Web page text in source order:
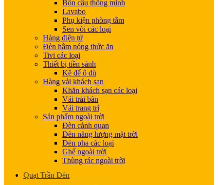
Bồn cầu thông minh
Lavabo
Phụ kiện phòng tắm
Sen vòi các loại
Hàng điện tử
Đèn hâm nóng thức ăn
Tivi các loại
Thiết bị tiền sảnh
Kệ để ô dù
Hàng vải khách sạn
Khăn khách sạn các loại
Vải trải bàn
Vải trang trí
Sản phẩm ngoài trời
Đèn cảnh quan
Đèn năng lượng mặt trời
Đèn pha các loại
Ghế ngoài trời
Thùng rác ngoài trời
Quạt Trần Đèn